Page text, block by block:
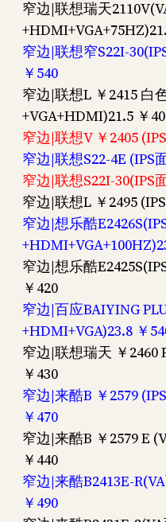
窄边|联想瑞天
窄边|联想窄S22I-
￥540
窄边|联想L ￥2415 白
+VGA+HDMI)21.5 ￥
窄边|联想V ￥2405
窄边|联想S22-4E (IPS
窄边|联想S22I-30(IPS
窄边|联想L ￥2495
窄边|想乐酷
窄边|想乐酷
￥420
窄边|百应BAIYING
+HDMI+VGA)23.8 ￥
窄边|联想瑞天 ￥2460
￥430
窄边|来酷B ￥2579
￥470
窄边|来酷B ￥2579 E
￥440
窄边|来酷B2413E-
￥490